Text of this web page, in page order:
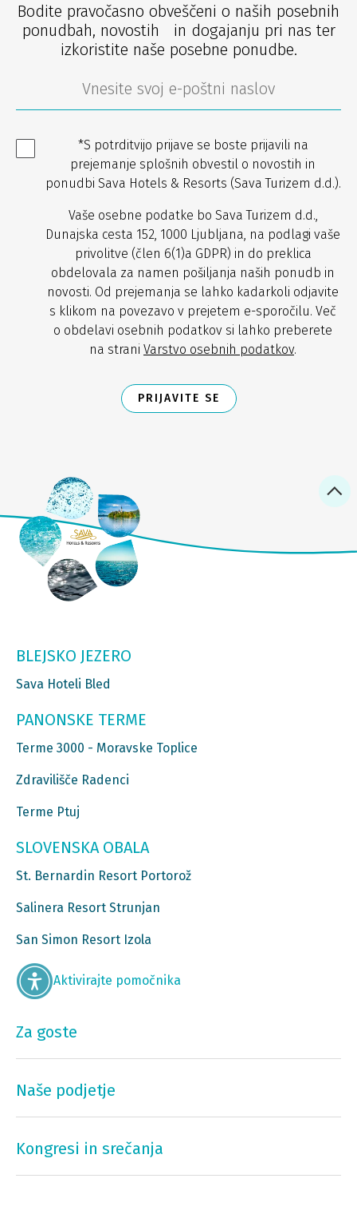
Bodite pravočasno obveščeni o naših posebnih
ponudbah, novostih in dogajanju pri nas ter
izkoristite naše posebne ponudbe.
*S potrditvijo prijave se boste prijavili na
prejemanje splošnih obvestil o novostih in
ponudbi Sava Hotels & Resorts (Sava Turizem d.d.).
Vaše osebne podatke bo Sava Turizem d.d.,
Dunajska cesta 152, 1000 Ljubljana, na podlagi vaše
privolitve (člen 6(1)a GDPR) in do preklica
obdelovala za namen pošiljanja naših ponudb in
novosti. Od prejemanja se lahko kadarkoli odjavite
s klikom na povezavo v prejetem e-sporočilu. Več
o obdelavi osebnih podatkov si lahko preberete
na strani Varstvo osebnih podatkov.
PRIJAVITE SE
BLEJSKO JEZERO
Sava Hoteli Bled
PANONSKE TERME
Terme 3000 - Moravske Toplice
Zdravilišče Radenci
Terme Ptuj
SLOVENSKA OBALA
St. Bernardin Resort Portorož
Salinera Resort Strunjan
San Simon Resort Izola
Aktivirajte pomočnika
Za goste
Naše podjetje
Kongresi in srečanja